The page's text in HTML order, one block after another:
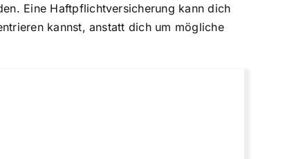
Eine Haftpflichtversicherung kann dich
kannst, anstatt dich um mögliche